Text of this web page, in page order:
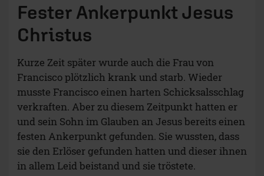
Fester Ankerpunkt Jesus
Christus
Kurze Zeit später wurde auch die Frau von
Francisco plötzlich krank und starb. Wieder
musste Francisco einen harten Schicksalsschlag
verkraften. Aber zu diesem Zeitpunkt hatten er
und sein Sohn im Glauben an Jesus bereits einen
festen Ankerpunkt gefunden. Sie wussten, dass
sie den Erlöser gefunden hatten und dieser ihnen
in allem Leid beistand und sie tröstete.